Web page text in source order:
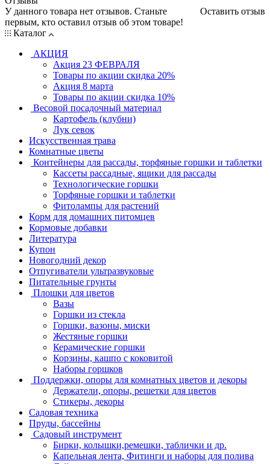
Оставить отзыв
У данного товара нет отзывов. Станьте
первым, кто оставил отзыв об этом товаре!
Каталог
АКЦИЯ
Акция 23 ФЕВРАЛЯ
Товары по акции скидка 20%
Акция 8 марта
Товары по акции скидка 10%
Весовой посадочный материал
Картофель (клубни)
Лук севок
Искусственная трава
Комнатные цветы
Контейнеры для рассады, торфяные горшки и таблетки
Кассеты рассадные, ящики для рассады
Технологические горшки
Торфяные горшки и таблетки
Фитолампы для растений
Корм для домашних питомцев
Кормовые добавки
Литература
Купон
Новогодний декор
Отпугиватели ультразвуковые
Питательные грунты
Плошки для цветов
Вазы
Горшки из стекла
Горшки, вазоны, миски
Жестяные горшки
Керамические горшки
Корзины, кашпо с коковитой
Наборы горшков
Поддержки, опоры для комнатных цветов и декоры
Держатели, опоры, решетки для цветов
Стикеры, декоры
Садовая техника
Пруды, бассейны
Садовый инструмент
Бирки, колышки,ремешки, таблички и др.
Капельная лента, Фитинги и наборы для полива